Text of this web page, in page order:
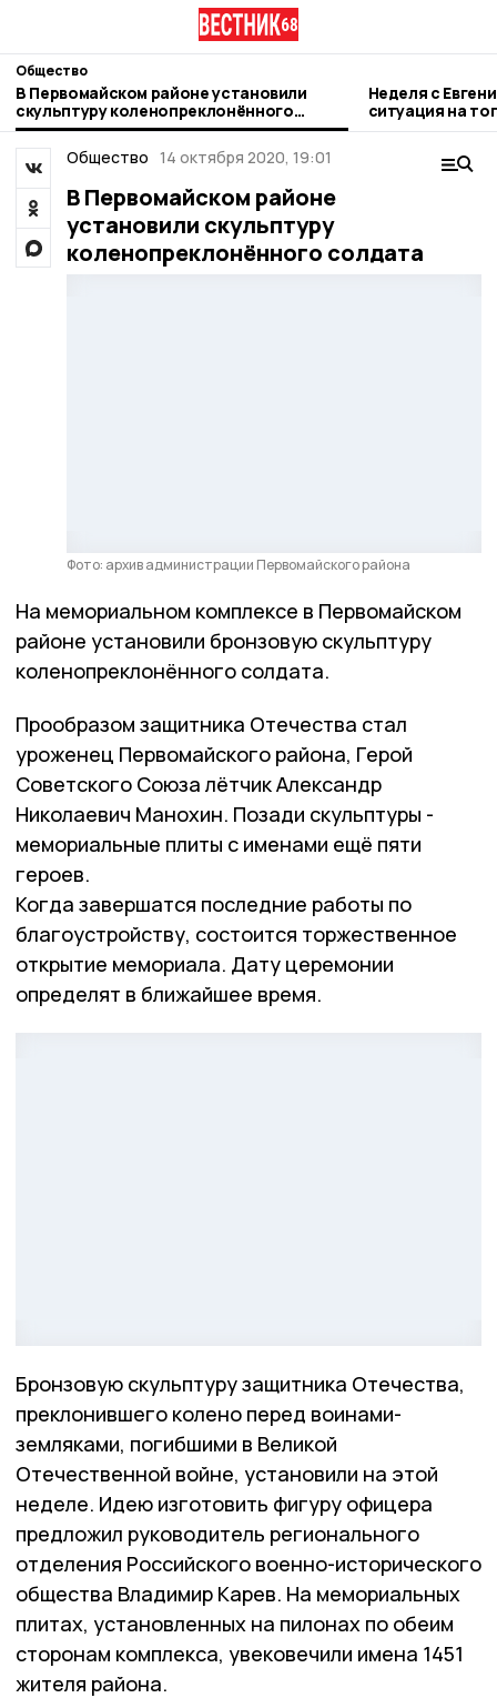
Общество
В Первомайском районе установили
скульптуру коленопреклонённого
солдата
Неделя с
ситуация на
городе и
Общество 14 октября 2020, 19:01
В Первомайском районе
установили скульптуру
коленопреклонённого солдата
Фото: архив администрации Первомайского района
На мемориальном комплексе в Первомайском
районе установили бронзовую скульптуру
коленопреклонённого солдата.
Прообразом защитника Отечества стал
уроженец Первомайского района, Герой
Советского Союза лётчик Александр
Николаевич Манохин. Позади скульптуры -
мемориальные плиты с именами ещё пяти
героев.
Когда завершатся последние работы по
благоустройству, состоится торжественное
открытие мемориала. Дату церемонии
определят в ближайшее время.
Бронзовую скульптуру защитника Отечества,
преклонившего колено перед воинами-
земляками, погибшими в Великой
Отечественной войне, установили на этой
неделе. Идею изготовить фигуру офицера
предложил руководитель регионального
отделения Российского военно-исторического
общества Владимир Карев. На мемориальных
плитах, установленных на пилонах по обеим
сторонам комплекса, увековечили имена 1451
жителя района.